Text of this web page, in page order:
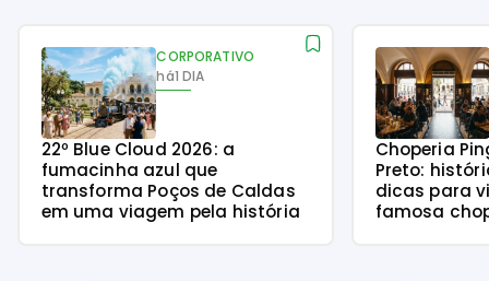
CORPORATIVO
há1 DIA
22º Blue Cloud 2026: a
fumacinha azul que
transforma Poços de Caldas
em uma viagem pela história
Choperia
Preto:
dicas para
famosa